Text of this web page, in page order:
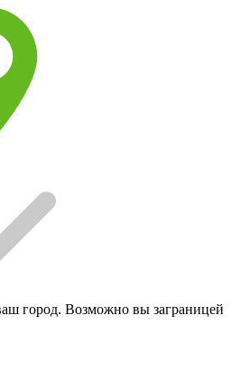
город. Возможно вы заграницей